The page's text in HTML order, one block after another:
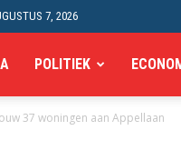
7, 2026
POLITIEK
37 woningen aan Appellaan